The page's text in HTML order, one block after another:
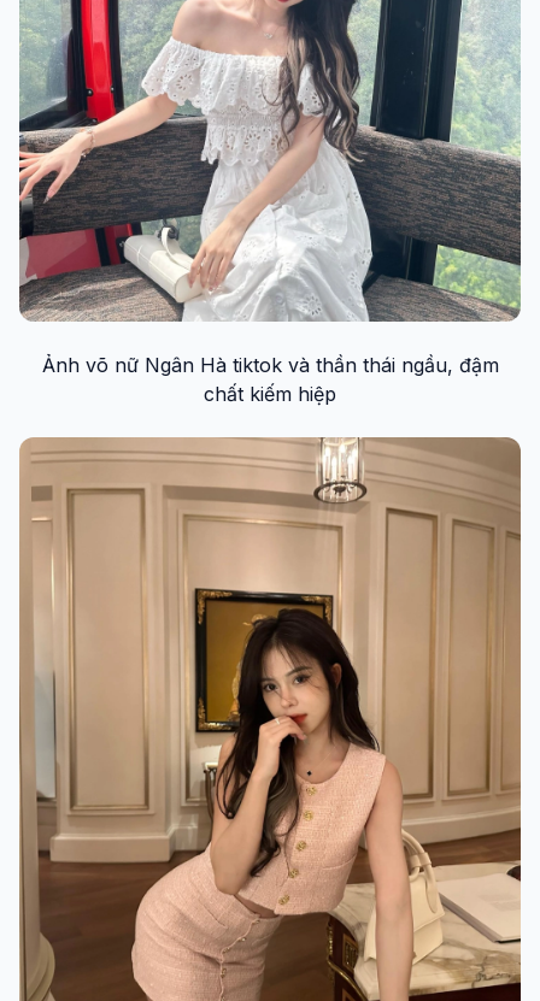
Ảnh võ nữ Ngân Hà tiktok và thần thái ngầu, đậm
chất kiếm hiệp